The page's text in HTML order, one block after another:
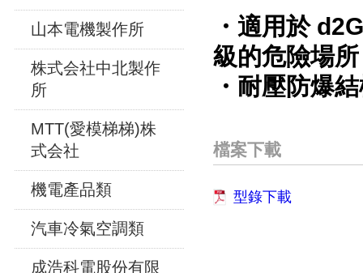
山本電機製作所
株式会社中北製作
所
MTT(愛模梯梯)株
式会社
機電產品類
汽車冷氣空調類
成浩科電股份有限
・適用於
級的危險場所
・耐壓防爆
檔案下載
型錄下載